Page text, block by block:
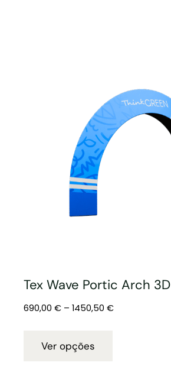
Tex Wave Portic Arch 3D
690,00 € – 1450,50 €
Ver opções